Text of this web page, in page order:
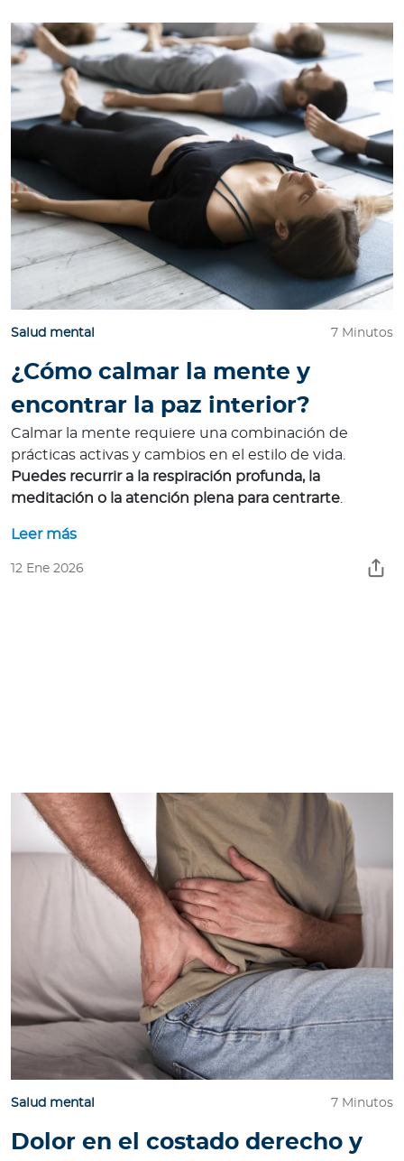
Salud mental 7 Minutos
¿Cómo calmar la mente y
encontrar la paz interior?
Calmar la mente requiere una combinación de
prácticas activas y cambios en el estilo de vida.
Puedes recurrir a la respiración profunda, la
meditación o la atención plena para centrarte.
Leer más
12 Ene 2026
Salud mental 7 Minutos
Dolor en el costado derecho y